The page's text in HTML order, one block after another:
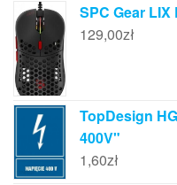
SPC Gear LIX
129,00zł
TopDesign
400V"
1,60zł